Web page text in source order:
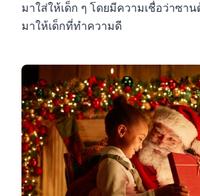
มาใส่ให้เด็ก ๆ โดยมีความเชื่อว่าซา
มาให้เด็กที่ทำความดี